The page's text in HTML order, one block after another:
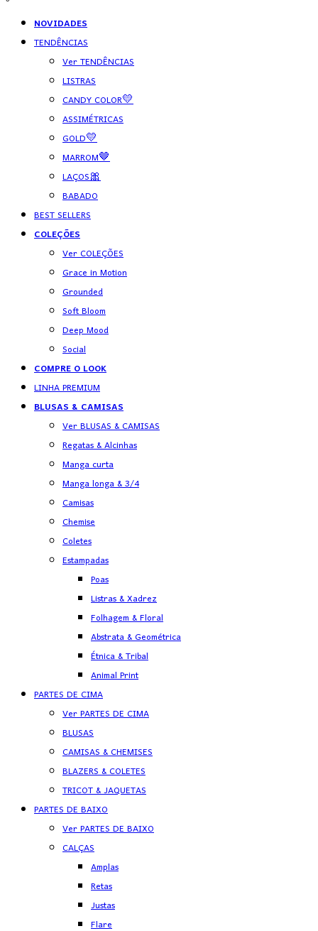
NOVIDADES
TENDÊNCIAS
Ver TENDÊNCIAS
LISTRAS
CANDY COLOR💛
ASSIMÉTRICAS
GOLD💛
MARROM🤎
LAÇOS🎀
BABADO
BEST SELLERS
COLEÇÕES
Ver COLEÇÕES
Grace in Motion
Grounded
Soft Bloom
Deep Mood
Social
COMPRE O LOOK
LINHA PREMIUM
BLUSAS & CAMISAS
Ver BLUSAS & CAMISAS
Regatas & Alcinhas
Manga curta
Manga longa & 3/4
Camisas
Chemise
Coletes
Estampadas
Poas
Listras & Xadrez
Folhagem & Floral
Abstrata & Geométrica
Étnica & Tribal
Animal Print
PARTES DE CIMA
Ver PARTES DE CIMA
BLUSAS
CAMISAS & CHEMISES
BLAZERS & COLETES
TRICOT & JAQUETAS
PARTES DE BAIXO
Ver PARTES DE BAIXO
CALÇAS
Amplas
Retas
Justas
Flare